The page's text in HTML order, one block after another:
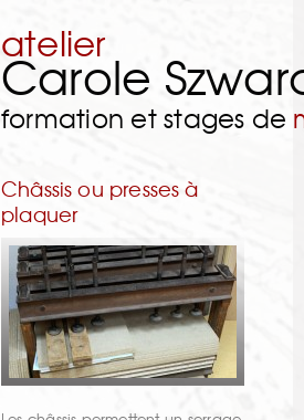
atelier
Carole
formation et stages de
Châssis ou presses à
plaquer